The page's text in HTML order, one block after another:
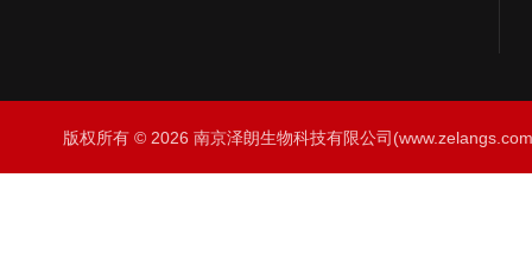
版权所有 © 2026 南京泽朗生物科技有限公司